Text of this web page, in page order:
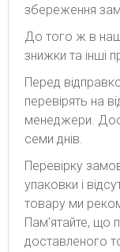
збереження
До того ж в
знижки та інші
Перед
перевірять на
менеджери.
семи днів.
Перевірку
упаковки і
товару ми
Пам'ятайте, що
доставленого